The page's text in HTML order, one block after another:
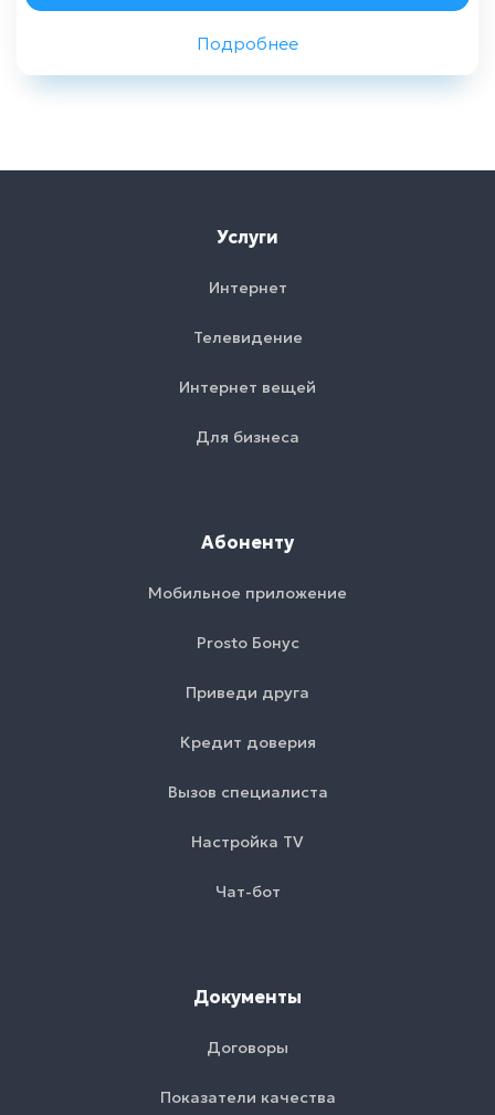
Подробнее
Назад
Услуги
Интернет
Телевидение
Интернет вещей
Для бизнеса
Абоненту
Мобильное приложение
Prosto Бонус
Приведи друга
Кредит доверия
Вызов специалиста
Настройка TV
Чат-бот
Документы
Договоры
Показатели качества